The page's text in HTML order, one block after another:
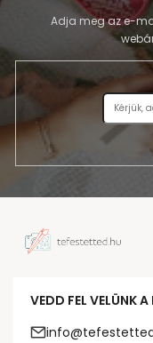
Adja meg az e-
VEDD FEL VELÜNK